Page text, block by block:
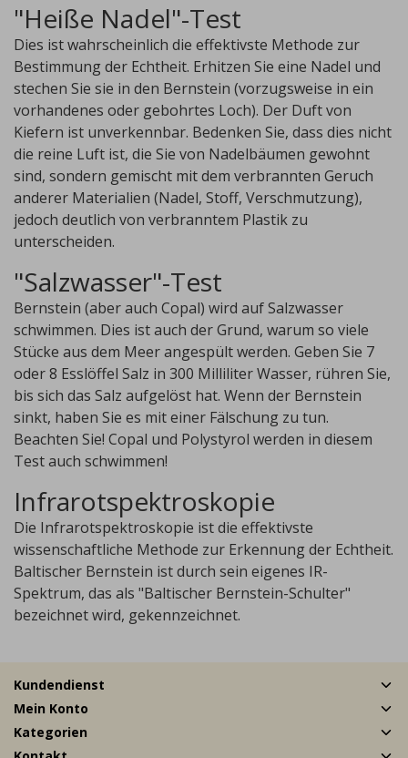
"Heiße Nadel"-Test
Dies ist wahrscheinlich die effektivste Methode zur
Bestimmung der Echtheit. Erhitzen Sie eine Nadel und
stechen Sie sie in den Bernstein (vorzugsweise in ein
vorhandenes oder gebohrtes Loch). Der Duft von
Kiefern ist unverkennbar. Bedenken Sie, dass dies nicht
die reine Luft ist, die Sie von Nadelbäumen gewohnt
sind, sondern gemischt mit dem verbrannten Geruch
anderer Materialien (Nadel, Stoff, Verschmutzung),
jedoch deutlich von verbranntem Plastik zu
unterscheiden.
"Salzwasser"-Test
Bernstein (aber auch Copal) wird auf Salzwasser
schwimmen. Dies ist auch der Grund, warum so viele
Stücke aus dem Meer angespült werden. Geben Sie 7
oder 8 Esslöffel Salz in 300 Milliliter Wasser, rühren Sie,
bis sich das Salz aufgelöst hat. Wenn der Bernstein
sinkt, haben Sie es mit einer Fälschung zu tun.
Beachten Sie! Copal und Polystyrol werden in diesem
Test auch schwimmen!
Infrarotspektroskopie
Die Infrarotspektroskopie ist die effektivste
wissenschaftliche Methode zur Erkennung der Echtheit.
Baltischer Bernstein ist durch sein eigenes IR-
Spektrum, das als "Baltischer Bernstein-Schulter"
bezeichnet wird, gekennzeichnet.
Kundendienst
Mein Konto
Kategorien